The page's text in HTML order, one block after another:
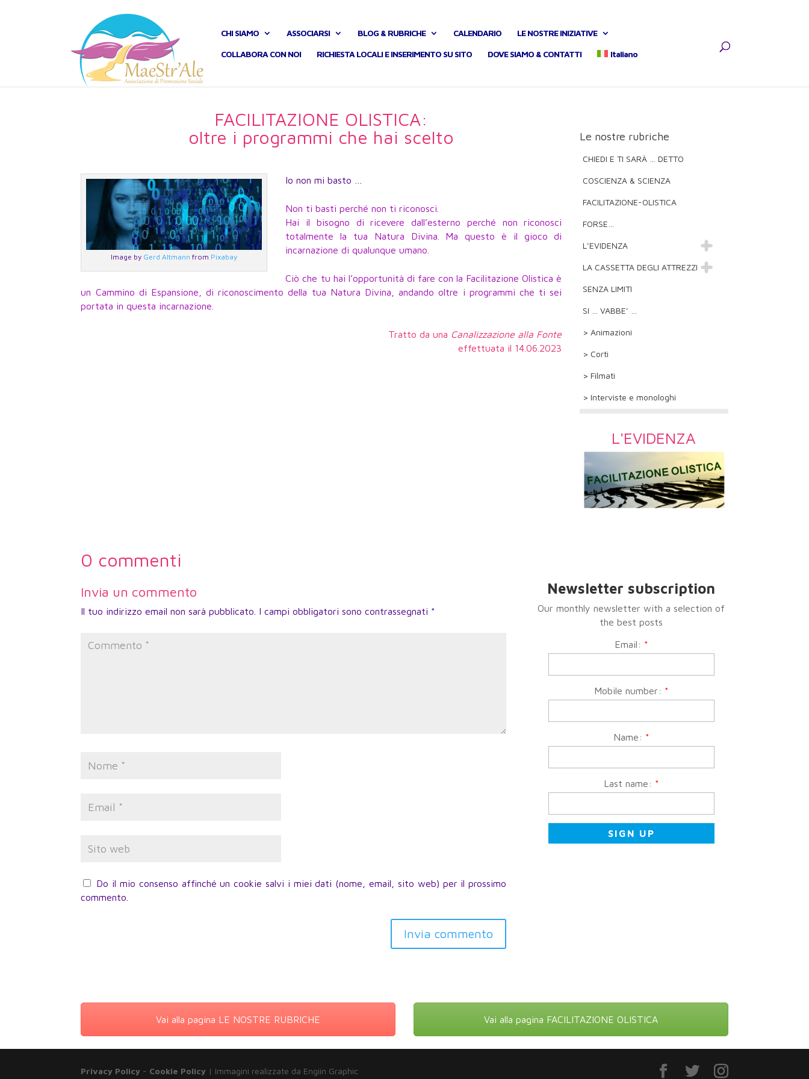
CHI SIAMO ASSOCIARSI BLOG & RUBRICHE CALENDARIO LE NOSTRE INIZIATIVE
COLLABORA CON NOI RICHIESTA LOCALI E INSERIMENTO SU SITO DOVE SIAMO & CONTATTI Italiano
FACILITAZIONE OLISTICA:
oltre i programmi che hai scelto
Image by Gerd Altmann from Pixabay
Io non mi basto …
Non ti basti perché non ti riconosci.
Hai il bisogno di ricevere dall’esterno perché non riconosci
totalmente la tua Natura Divina. Ma questo è il gioco di
incarnazione di qualunque umano.
Ciò che tu hai l’opportunità di fare con la Facilitazione Olistica è
un Cammino di Espansione, di riconoscimento della tua Natura Divina, andando oltre i programmi che ti sei
portata in questa incarnazione.
Tratto da una Canalizzazione alla Fonte
effettuata il 14.06.2023
Le nostre rubriche
CHIEDI E TI SARÀ … DETTO
COSCIENZA & SCIENZA
FACILITAZIONE-OLISTICA
FORSE…
L’EVIDENZA
LA CASSETTA DEGLI ATTREZZI
SENZA LIMITI
SI … VABBE’ …
> Animazioni
> Corti
> Filmati
> Interviste e monologhi
L'EVIDENZA
0 commenti
Invia un commento
Il tuo indirizzo email non sarà pubblicato. I campi obbligatori sono contrassegnati *
Do il mio consenso affinché un cookie salvi i miei dati (nome, email, sito web) per il prossimo
commento.
Invia commento
Newsletter subscription
Our monthly newsletter with a selection of
the best posts
Email: *
Mobile number: *
Name: *
Last name: *
Vai alla pagina LE NOSTRE RUBRICHE Vai alla pagina FACILITAZIONE OLISTICA
Privacy Policy - Cookie Policy | Immagini realizzate da Engiin Graphic